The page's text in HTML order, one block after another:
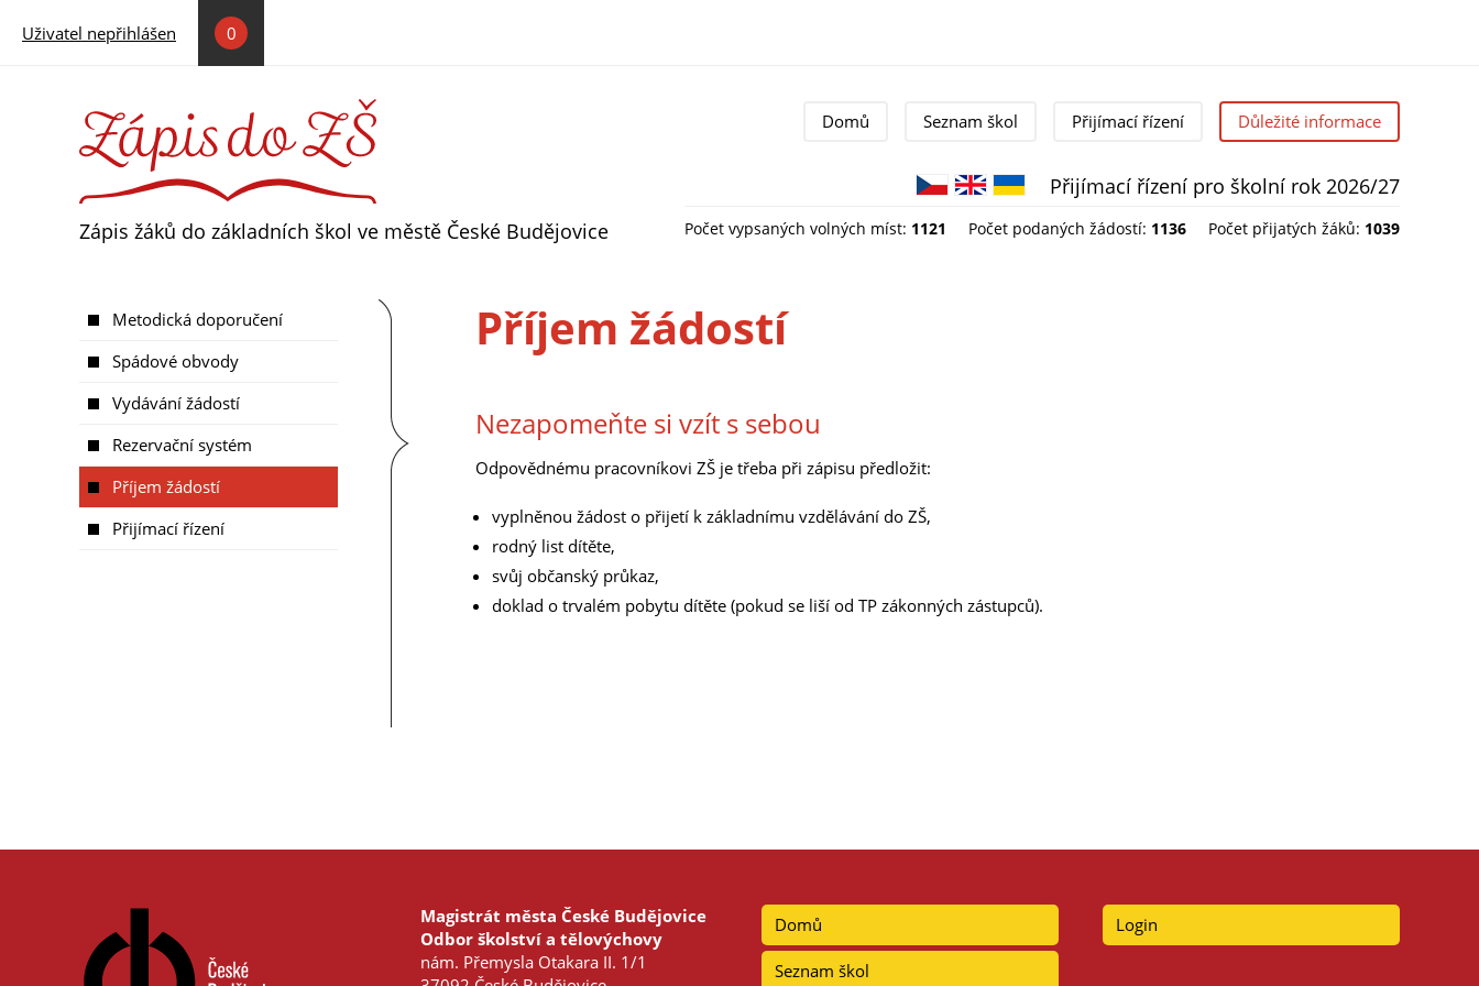
Uživatel nepřihlášen
0
Zápis žáků do základních škol ve městě České Budějovice
ČeštinaEnglishУкраїнська
Domů Seznam škol Přijímací řízení Důležité informace
Přijímací řízení pro školní rok 2026/27
Počet vypsaných volných míst: 1121 Počet podaných žádostí: 1136 Počet přijatých žáků: 1039
Metodická doporučení
Spádové obvody
Vydávání žádostí
Rezervační systém
Příjem žádostí
Přijímací řízení
Příjem žádostí
Nezapomeňte si vzít s sebou
Odpovědnému pracovníkovi ZŠ je třeba při zápisu předložit:
vyplněnou žádost o přijetí k základnímu vzdělávání do ZŠ,
rodný list dítěte,
svůj občanský průkaz,
doklad o trvalém pobytu dítěte (pokud se liší od TP zákonných zástupců).
Magistrát města České Budějovice
Odbor školství a tělovýchovy
nám. Přemysla Otakara II. 1/1
Domů
Seznam škol
Login